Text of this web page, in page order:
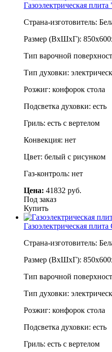
Газоэлектрическая
Страна-изготовитель:
Размер (ВхШхГ):
Тип варочной
Тип духовки:
Розжиг: конфорок стола
Подсветка духовки: есть
Гриль: есть с вертелом
Конвекция: нет
Цвет: белый с рисунком
Газ-контроль: нет
Цена: 41832 руб.
Под заказ
Купить
Газоэлектрическая
Страна-изготовитель:
Размер (ВхШхГ):
Тип варочной
Тип духовки:
Розжиг: конфорок стола
Подсветка духовки: есть
Гриль: есть с вертелом